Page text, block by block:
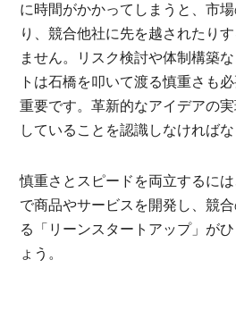
に時間がかかってしまうと、市
り、競合他社に先を越されたり
ません。リスク検討や体制構築
トは石橋を叩いて渡る慎重さも
重要です。革新的なアイデアの
していることを認識しなければな
慎重さとスピードを両立するに
で商品やサービスを開発し、競
る「リーンスタートアップ」が
ょう。